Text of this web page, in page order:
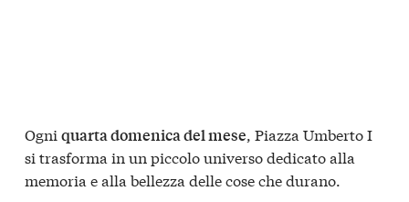
Ogni quarta domenica del mese, Piazza Umberto I
si trasforma in un piccolo universo dedicato alla
memoria e alla bellezza delle cose che durano.